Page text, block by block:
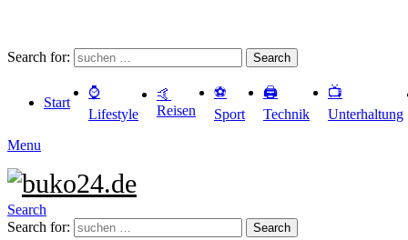
Search for: Search
Start
⌚️
Lifestyle
🤙
Reisen
⚽️
Sport
🖨️
Technik
📺
Unterhaltung
Menu
Search
Search for:
Search